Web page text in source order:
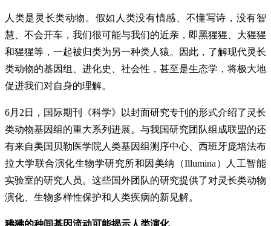
人类是灵长类动物。假如人类没有情感、不懂写诗，没有智
慧、不会开车，我们很可能与我们的近亲，即黑猩猩、大猩猩
和猩猩等，一起被归类为另一种类人猿。因此，了解现代灵长
类动物的基因组、进化史、社会性，甚至是生态学，将极大地
促进我们对自身的理解。
6月2日，国际期刊《科学》以封面研究专刊的形式介绍了灵长
类动物基因组的重大系列进展。与我国研究团队组成联盟的还
有来自美国贝勒医学院人类基因组测序中心、西班牙庞培法布
拉大学联合演化生物学研究所和因美纳（Illumina）人工智能
实验室的研究人员。这些国外团队的研究提供了对灵长类动物
演化、生物多样性保护和人类疾病的新见解。
狒狒的种间基因流动可能揭示人类演化